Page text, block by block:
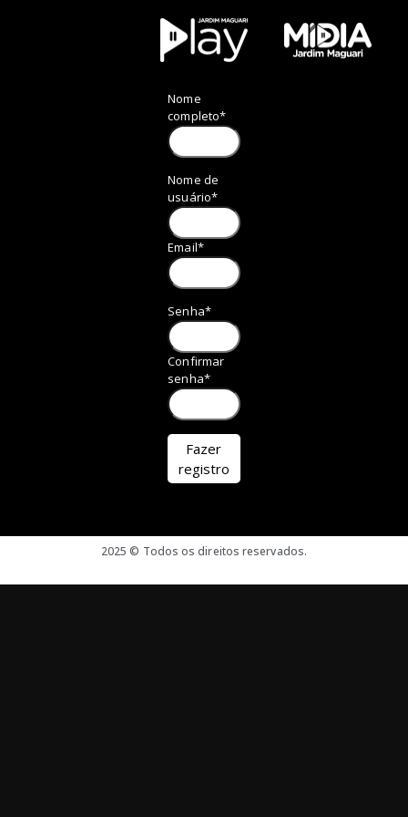
Nome
completo*
Nome de
usuário*
Email*
Senha*
Confirmar
senha*
Fazer
registro
2025 © Todos os direitos reservados.